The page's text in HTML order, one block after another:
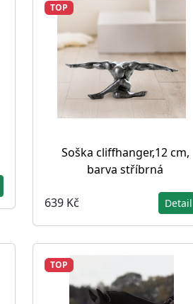
TOP
Soška cliffhanger,12 cm,
barva stříbrná
639 Kč Detail
TOP